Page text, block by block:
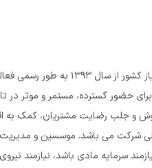
شرکت سروش سبز البرز شرکتی خصوصی و دانش بنیان است که بنا به نیاز
حضور گسترده، مستمر و موثر در
و جلب رضایت مشتریان، کمک به
شرکت می باشد. موسسین و
سرمایه مادی باشد، نیازمند